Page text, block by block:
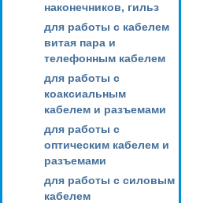
наконечников, гильз
для работы с кабелем
витая пара и
телефонным кабелем
для работы с
коаксиальным
кабелем и разъемами
для работы с
оптическим кабелем и
разъемами
для работы с силовым
кабелем